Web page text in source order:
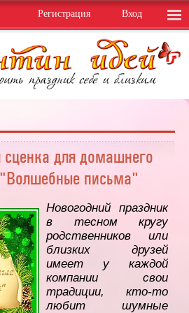
Вход
Регистрация
сценка для домашнего
письма"
Новогодний праздник
в тесном кругу
родственников или
близких друзей
имеет у каждой
компании свои
традиции, кто-то
любит шумные